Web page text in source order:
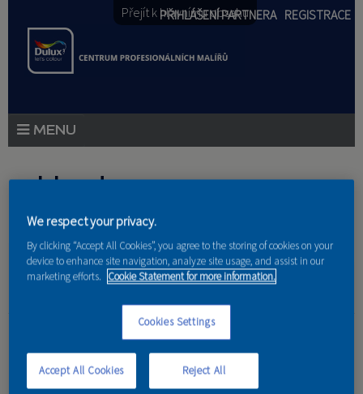
Přejít k hlavnímu obsahu
PŘIHLÁŠENÍ PARTNERA REGISTRACE
AKCE A NOVINKY
KONTAKT
Jste zde
Domů»Partneri
Ing. arch. Tomáš
Čunderlík
We respect your privacy.
By clicking “Accept All Cookies”, you agree to the storing of cookies on your
device to enhance site navigation, analyze site usage, and assist in our
marketing efforts. Cookie Statement for more information.
Cookies Settings
Reject All
Accept All Cookies